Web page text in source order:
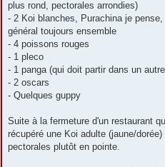
plus rond, pectorales arrondies)
- 2 Koi blanches, Purachina je
général toujours ensemble
- 4 poissons rouges
- 1 pleco
- 1 panga (qui doit partir dans un
- 2 oscars
- Quelques guppy
Suite à la fermeture d'un restaurant
récupéré une Koi adulte (jaune/
pectorales plutôt en pointe.